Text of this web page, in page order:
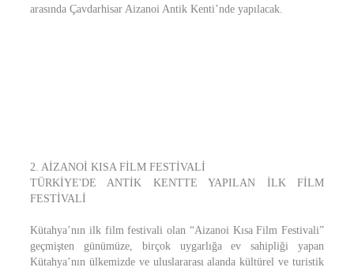
arasında Çavdarhisar Aizanoi Antik Kenti’nde yapılacak.
2. AİZANOİ KISA FİLM FESTİVALİ
TÜRKİYE'DE ANTİK KENTTE YAPILAN İLK FİLM
FESTİVALİ
Kütahya’nın ilk film festivali olan “Aizanoi Kısa Film Festivali”
geçmişten günümüze, birçok uygarlığa ev sahipliği yapan
Kütahya’nın ülkemizde ve uluslararası alanda kültürel ve turistik